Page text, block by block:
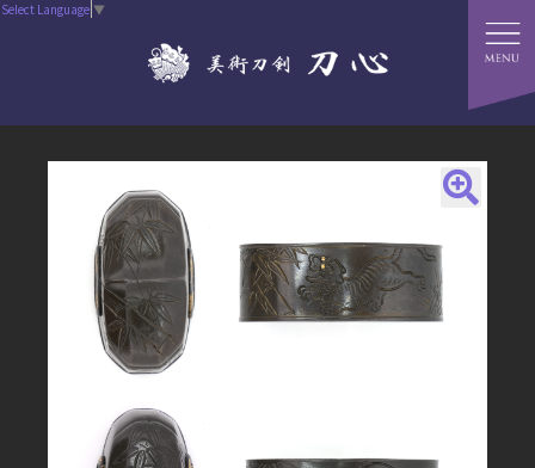
Select Language ▼